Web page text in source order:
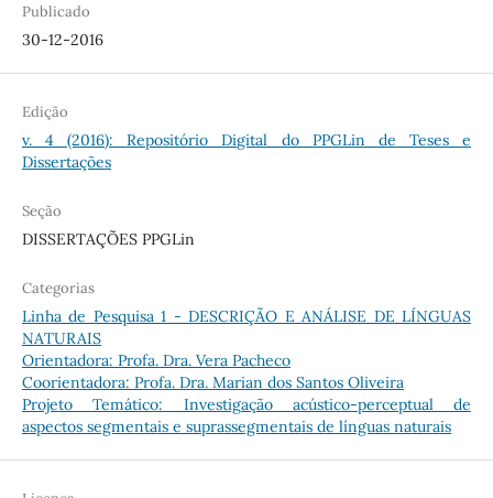
Publicado
30-12-2016
Edição
v. 4 (2016): Repositório Digital do PPGLin de Teses e
Dissertações
Seção
DISSERTAÇÕES PPGLin
Categorias
Linha de Pesquisa 1 - DESCRIÇÃO E ANÁLISE DE LÍNGUAS
NATURAIS
Orientadora: Profa. Dra. Vera Pacheco
Coorientadora: Profa. Dra. Marian dos Santos Oliveira
Projeto Temático: Investigação acústico-perceptual de
aspectos segmentais e suprassegmentais de línguas naturais